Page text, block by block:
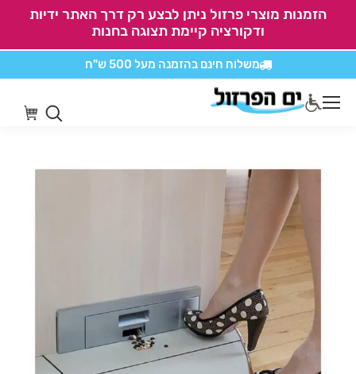
הזמנות מוצרי פרזול ניתן לבצע רק דרך האתר ידיות
ודקורציה קיימת תצוגה בחנות
משלוח חינם בהזמנה מעל 500 ש"ח